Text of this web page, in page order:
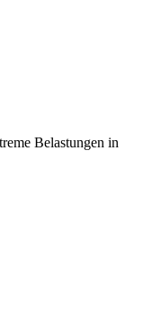
Belastungen in